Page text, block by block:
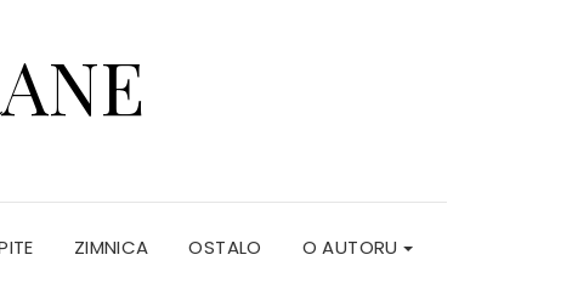
ZIMNICA OSTALO O AUTORU